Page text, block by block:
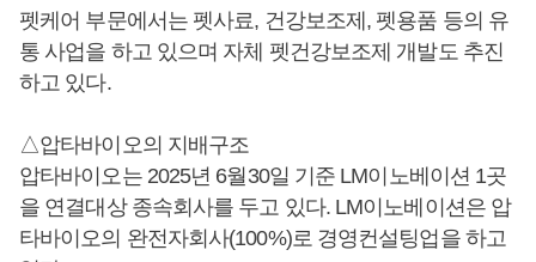
펫케어 부문에서는 펫사료, 건강보조제, 펫용품 등의 유
통 사업을 하고 있으며 자체 펫건강보조제 개발도 추진
하고 있다.
△압타바이오의 지배구조
압타바이오는 2025년 6월30일 기준 LM이노베이션 1곳
을 연결대상 종속회사를 두고 있다. LM이노베이션은 압
타바이오의 완전자회사(100%)로 경영컨설팅업을 하고